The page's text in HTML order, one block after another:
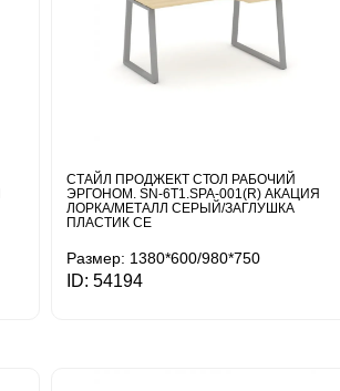
СТАЙЛ ПРОДЖЕКТ СТОЛ РАБОЧИЙ
ЭРГОНОМ. SN-6T1.SPA-001(R) АКАЦИЯ
ЛОРКА/МЕТАЛЛ СЕРЫЙ/ЗАГЛУШКА
ПЛАСТИК СЕ
Размер: 1380*600/980*750
ID: 54194